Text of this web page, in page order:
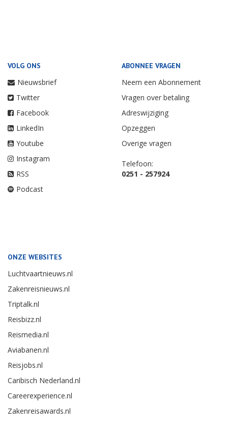
VOLG ONS
Nieuwsbrief
Twitter
Facebook
LinkedIn
Youtube
Instagram
RSS
Podcast
ABONNEE VRAGEN
Neem een Abonnement
Vragen over betaling
Adreswijziging
Opzeggen
Overige vragen
Telefoon:
0251 - 257924
ONZE WEBSITES
Luchtvaartnieuws.nl
Zakenreisnieuws.nl
Triptalk.nl
Reisbizz.nl
Reismedia.nl
Aviabanen.nl
Reisjobs.nl
Caribisch Nederland.nl
Careerexperience.nl
Zakenreisawards.nl